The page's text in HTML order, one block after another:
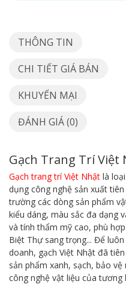
THÔNG TIN
CHI TIẾT GIÁ BÁN
KHUYẾN MẠI
ĐÁNH GIÁ (0)
Gạch Trang Trí Việt
Gạch trang trí Việt Nhật là
dụng công nghệ sản xuất
trường các dòng sản phẩm
kiểu dáng, màu sắc đa dạng
và tính thẩm mỹ cao, phù
Biệt Thự sang trọng... Để
doanh, gạch Việt Nhật đã
sản phẩm xanh, sạch, bảo
công nghệ vật liệu của tương